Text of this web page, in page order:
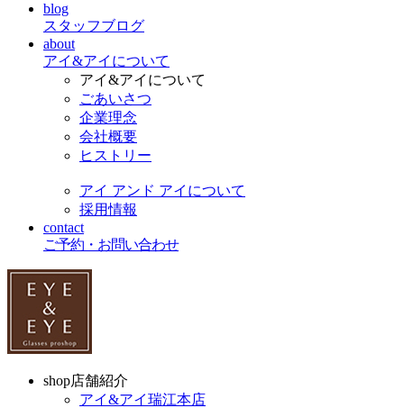
blog
スタッフブログ
about
アイ&アイについて
アイ&アイについて
ごあいさつ
企業理念
会社概要
ヒストリー
アイ アンド アイについて
採用情報
contact
ご予約・お問い合わせ
shop店舗紹介
アイ&アイ瑞江本店